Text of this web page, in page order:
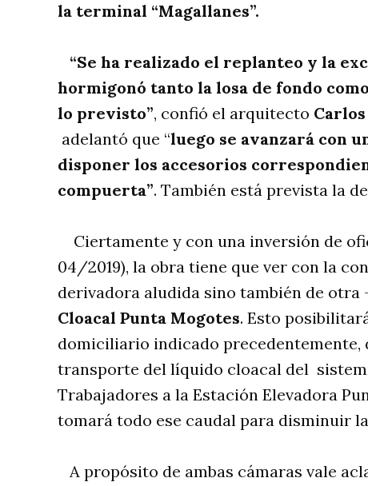
la terminal “Magallanes”.
“Se ha realizado el replanteo y la
hormigonó tanto la losa de fondo
lo previsto”, confió el arquitecto
adelantó que “luego se avanzará con
disponer los accesorios
compuerta”. También está prevista la
Ciertamente y con una inversión de
04/2019), la obra tiene que ver con la
derivadora aludida sino también de
Cloacal Punta Mogotes. Esto
domiciliario indicado precedentemente,
transporte del líquido cloacal del
Trabajadores a la Estación Elevadora
tomará todo ese caudal para disminuir
A propósito de ambas cámaras vale